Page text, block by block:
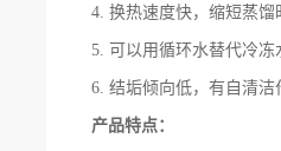
4. 换热速度快，缩短蒸
5. 可以用循环水替代冷
6. 结垢倾向低，有自清
产品特点：